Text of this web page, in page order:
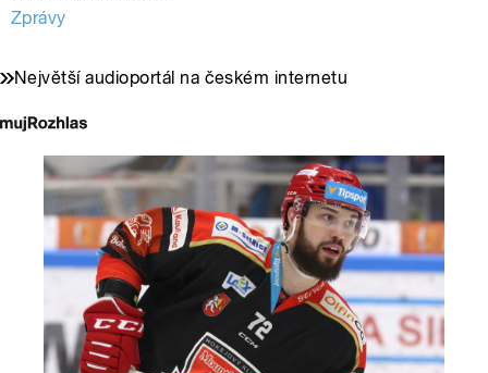
Zprávy
Největší audioportál na českém internetu